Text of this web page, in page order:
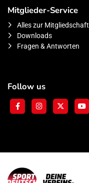
Mitglieder-Service
Alles zur Mitgliedschaft
Downloads
Fragen & Antworten
Follow us